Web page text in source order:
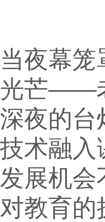
当夜幕
光芒——
深夜的台
技术融
发展机会
对教育的